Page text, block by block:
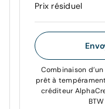
Prix résiduel
Combinaison
prêt à
créditeur